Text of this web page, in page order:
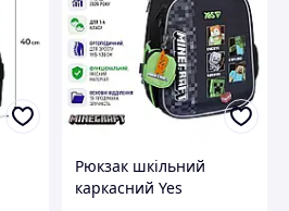
Рюкзак шкільний
каркасний Yes